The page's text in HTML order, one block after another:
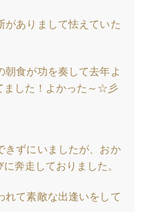
がありまして怯えていた
朝食が功を奏して去年よ
ました！よかった～☆彡
きずにいましたが、おか
奔走しておりました。
れて素敵な出逢いをして